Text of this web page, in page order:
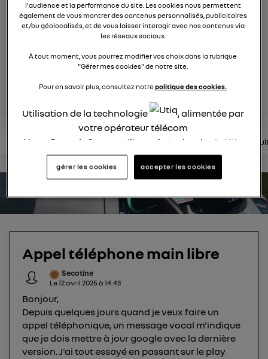
une nouvelle vision hybride du suv
rejoignez
lire les questions lire les articles consultez la brochure
estimez votre autonomie
Appel téléphone main libre
Secotine
Le12 avril 2025 à 14:43
Bonjour,
Depuis quelques jours quand je veux faire un
appel téléphonique, un message vocal m'indique
que je dois mettre à jour google avec la dernière
version. J'ai tout essayé en passant sur le play
l'audience et la performance du site. Les cookies nous permettent
également de vous montrer des contenus personnalisés, publicitaires
et/ou géolocalisés, et de vous laisser interagir avec nos contenus via
les réseaux sociaux.
À tout moment, vous pourrez modifier vos choix dans la rubrique
"Gérer mes cookies" de notre site.
Pour en savoir plus, consultez notrepolitique des cookies.
Utilisation de la technologie
, alimentée par
votre opérateur télécom
Nous, Renault Group, utilisons la technologie Utiq
pour nos activités digitales (telles que décrites
dans cette notice de consentement) et liées à
utilisez une connexion internet fournie parun
opérateur télécom participantet que vous
protection de vos données personnelles en vous
offrant choix et contrôle.
Elle utilise un identifiant créé par votre opérateur
télécom basé sur votre adresse IP et une référence
de votre contrat internet (ex : votre numéro de
téléphone).
L'identifiant est associé à votre connexion
gérer les cookies accepter les cookies